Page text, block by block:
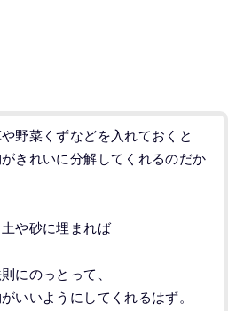
野菜くずなどを入れておくと
きれいに分解してくれるのだか
や砂に埋まれば
にのっとって、
いいようにしてくれるはず。